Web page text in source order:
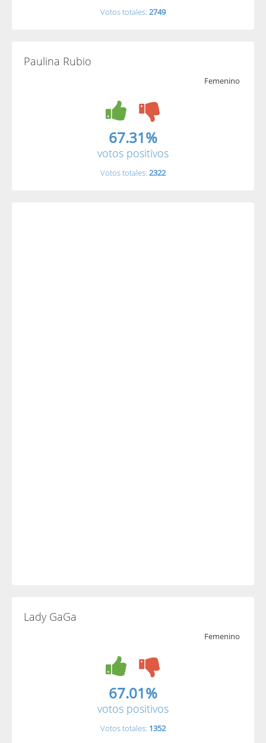
Votos totales: 2749
Paulina Rubio
Femenino
67.31%
votos positivos
Votos totales: 2322
Lady GaGa
Femenino
67.01%
votos positivos
Votos totales: 1352